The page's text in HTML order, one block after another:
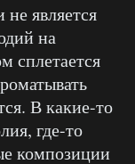
является
на
сплетается
В какие-то
где-то
композиции